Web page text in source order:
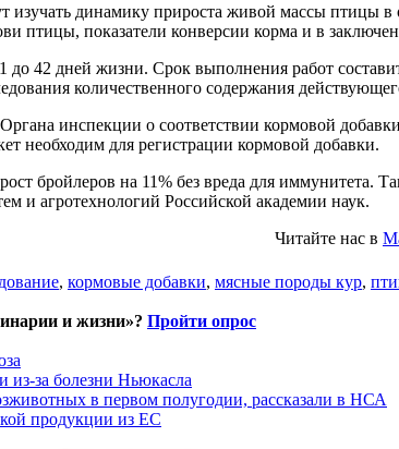
изучать динамику прироста живой массы птицы
птицы, показатели конверсии корма и в
до 42 дней жизни. Срок выполнения работ
количественного содержания
инспекции о соответствии кормовой
необходим для регистрации кормовой добавки.
бройлеров на 11% без вреда для иммунитета.
и агротехнологий Российской академии наук.
Читайте нас в
, кормовые добавки, мясные породы кур,
и жизни»? Пройти опрос
за болезни Ньюкасла
в первом полугодии, рассказали в НСА
продукции из ЕС